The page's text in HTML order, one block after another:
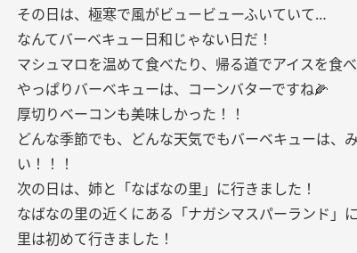
その日は、極寒で風がビュービューふいていて…
なんてバーベキュー日和じゃない日だ！
マシュマロを温めて食べたり、帰る道でアイスを食
やっぱりバーベキューは、コーンバターですね🌽
厚切りベーコンも美味しかった！！
どんな季節でも、どんな天気でもバーベキューは、
い！！！
次の日は、姉と「なばなの里」に行きました！
なばなの里の近くにある「ナガシマスパーランド」
里は初めて行きました！